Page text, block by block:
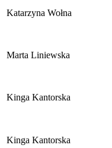
Katarzyna Wołna
Marta Liniewska
Kinga Kantorska
Kinga Kantorska